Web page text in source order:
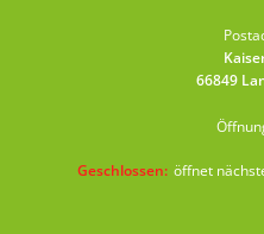
66849
Klicken, um weitere
Geschlossen: öffnet